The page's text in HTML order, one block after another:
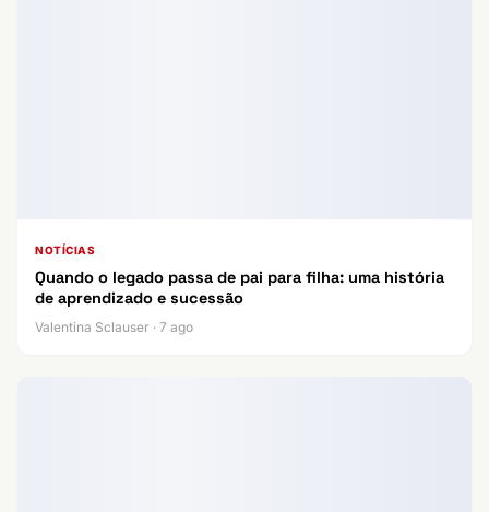
NOTÍCIAS
Quando o legado passa de pai para filha: uma história
de aprendizado e sucessão
Valentina Sclauser · 7 ago